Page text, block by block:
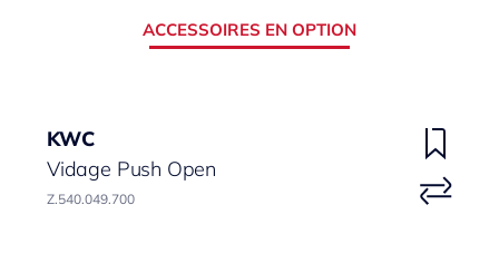
ACCESSOIRES EN OPTION
KWC
Vidage Push Open
Z.540.049.700